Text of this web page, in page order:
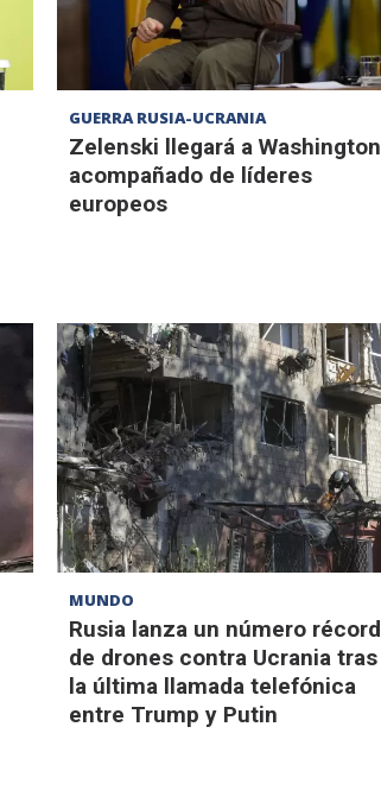
GUERRA RUSIA-UCRANIA
Zelenski llegará a Washington
acompañado de líderes
europeos
MUNDO
Rusia lanza un número récord
de drones contra Ucrania tras
la última llamada telefónica
entre Trump y Putin